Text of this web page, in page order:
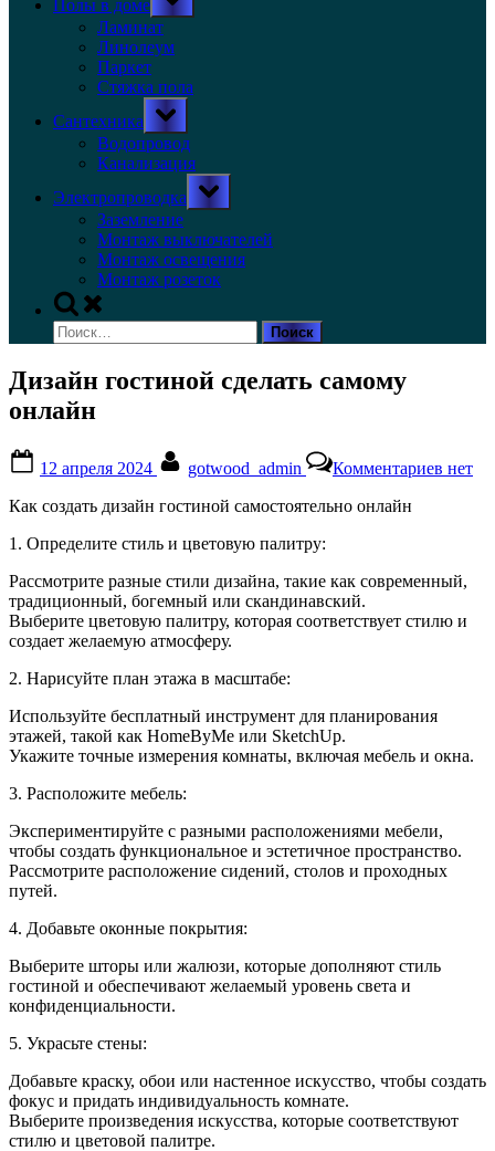
Полы в доме
sub-
menu
Ламинат
Линолеум
Паркет
Стяжка пола
Сантехника
Toggle
sub-
menu
Водопровод
Канализация
Электропроводка
Toggle
sub-
Заземление
Монтаж выключателей
Монтаж освещения
Монтаж розеток
Toggle
search
form
Найти:
Дизайн гостиной сделать самому
онлайн
on
12 апреля 2024 gotwood_admin Комментариевзаписи
нет
Как создать дизайн гостиной самостоятельно онлайн
1. Определите стиль и цветовую палитру:
Рассмотрите разные стили дизайна, такие как современный,
традиционный, богемный или скандинавский.
Выберите цветовую палитру, которая соответствует стилю и
создает желаемую атмосферу.
2. Нарисуйте план этажа в масштабе:
Используйте бесплатный инструмент для планирования
этажей, такой как HomeByMe или SketchUp.
Укажите точные измерения комнаты, включая мебель и окна.
3. Расположите мебель:
Экспериментируйте с разными расположениями мебели,
чтобы создать функциональное и эстетичное пространство.
Рассмотрите расположение сидений, столов и проходных
путей.
4. Добавьте оконные покрытия:
Выберите шторы или жалюзи, которые дополняют стиль
гостиной и обеспечивают желаемый уровень света и
конфиденциальности.
5. Украсьте стены:
Добавьте краску, обои или настенное искусство, чтобы создать
фокус и придать индивидуальность комнате.
Выберите произведения искусства, которые соответствуют
стилю и цветовой палитре.